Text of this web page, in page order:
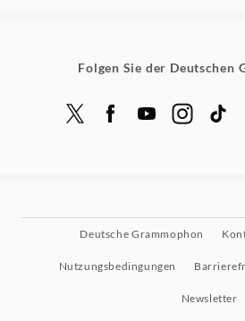
Folgen Sie der Deutschen
Deutsche Grammophon
Nutzungsbedingungen
Newsletter